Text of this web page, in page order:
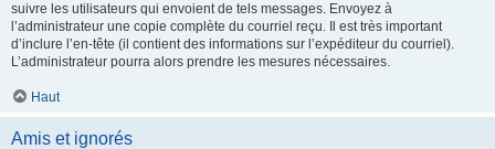
suivre les utilisateurs qui envoient de tels messages. Envoyez à
l’administrateur une copie complète du courriel reçu. Il est très important
d’inclure l’en-tête (il contient des informations sur l’expéditeur du courriel).
L’administrateur pourra alors prendre les mesures nécessaires.
Haut
Amis et ignorés